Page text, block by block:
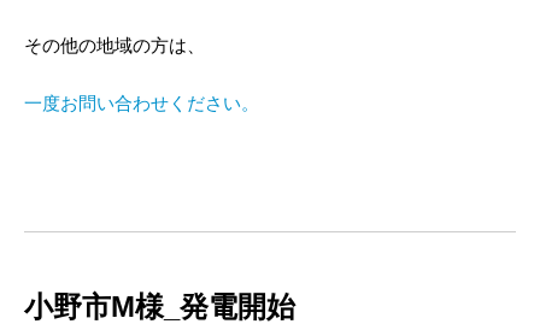
その他の地域の方は、
一度お問い合わせください。
小野市M様_発電開始